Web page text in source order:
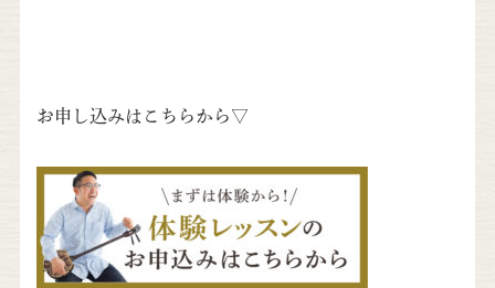
お申し込みはこちらから▽